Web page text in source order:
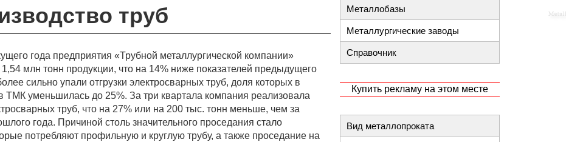
труб
года предприятия «Трубной металлургической компании»
1,54 млн тонн продукции, что на 14% ниже показателей предыдущего
сильно упали отгрузки электросварных труб, доля которых в
ТМК уменьшилась до 25%. За три квартала компания реализовала
труб, что на 27% или на 200 тыс. тонн меньше, чем за
года. Причиной столь значительного проседания стало
потребляют профильную и круглую трубу, а также проседание на
Металлобазы
Металлургические заводы
Справочник
Купить рекламу на этом месте
Вид металлопроката